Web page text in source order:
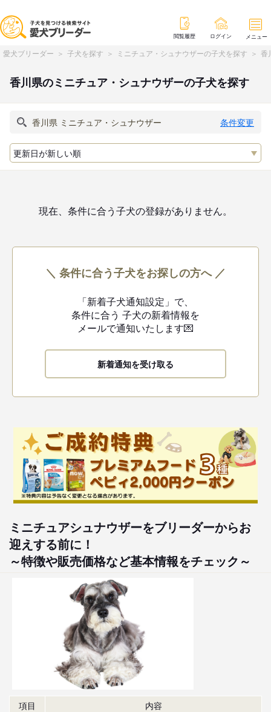
閲覧履歴 ログイン メニュー
愛犬ブリーダー 子犬を探す ミニチュア・シュナウザーの子犬を探す 香
香川県のミニチュア・シュナウザーの子犬を探す
条件変更
現在、条件に合う子犬の登録がありません。
＼ 条件に合う子犬をお探しの方へ ／
「新着子犬通知設定」で、
条件に合う 子犬の新着情報を
メールで通知いたします💌
新着通知を受け取る
ミニチュアシュナウザーをブリーダーからお
迎えする前に！
～特徴や販売価格など基本情報をチェック～
項目
内容